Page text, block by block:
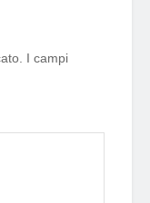
I campi